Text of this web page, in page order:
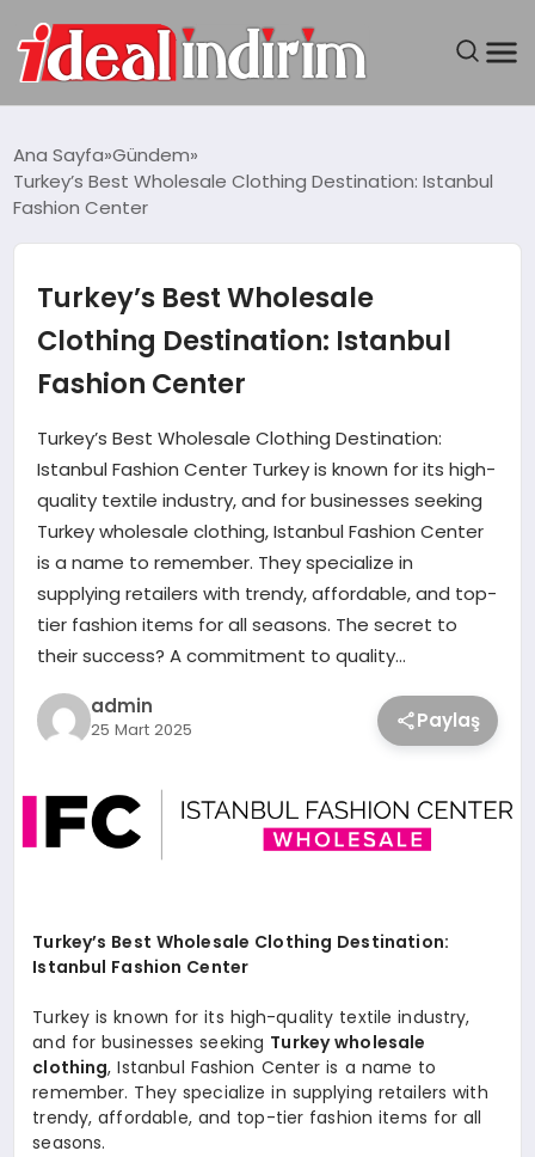
BILGISAYAR
TEKNOLOJI
YAŞAM
Ana Sayfa Gündem
Turkey’s Best Wholesale Clothing Destination: Istanbul
Fashion Center
Turkey’s Best Wholesale
Clothing Destination: Istanbul
Fashion Center
Turkey’s Best Wholesale Clothing Destination:
Istanbul Fashion Center Turkey is known for its high-
quality textile industry, and for businesses seeking
Turkey wholesale clothing, Istanbul Fashion Center
is a name to remember. They specialize in
supplying retailers with trendy, affordable, and top-
tier fashion items for all seasons. The secret to
their success? A commitment to quality…
admin
25 Mart 2025 Paylaş
Turkey’s Best Wholesale Clothing Destination:
Istanbul Fashion Center
Turkey is known for its high-quality textile industry,
and for businesses seeking Turkey wholesale
clothing, Istanbul Fashion Center is a name to
remember. They specialize in supplying retailers with
trendy, affordable, and top-tier fashion items for all
seasons.